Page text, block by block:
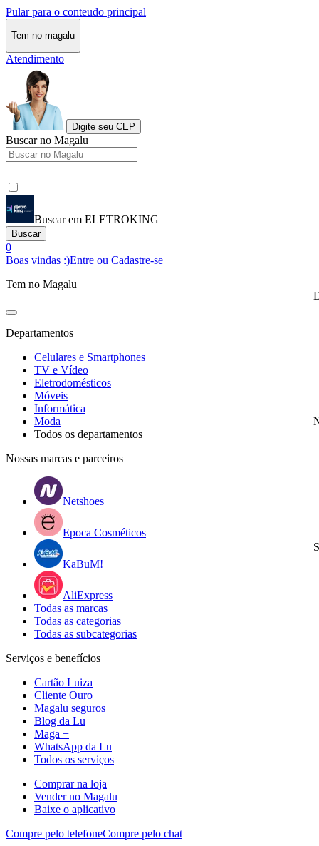
Pular para o conteudo principal
Tem no magalu
Atendimento
Digite seu CEP
Buscar no Magalu
Buscar em ELETROKING
Buscar
0
Boas vindas :)Entre ou Cadastre-se
Tem no Magalu
Departamentos
Celulares e Smartphones
TV e Vídeo
Eletrodomésticos
Móveis
Informática
Moda
Todos os departamentos
Nossas marcas e parceiros
Netshoes
Epoca Cosméticos
KaBuM!
AliExpress
Todas as marcas
Todas as categorias
Todas as subcategorias
Serviços e benefícios
Cartão Luiza
Cliente Ouro
Magalu seguros
Blog da Lu
Maga +
WhatsApp da Lu
Todos os serviços
Comprar na loja
Vender no Magalu
Baixe o aplicativo
Compre pelo telefoneCompre pelo chat